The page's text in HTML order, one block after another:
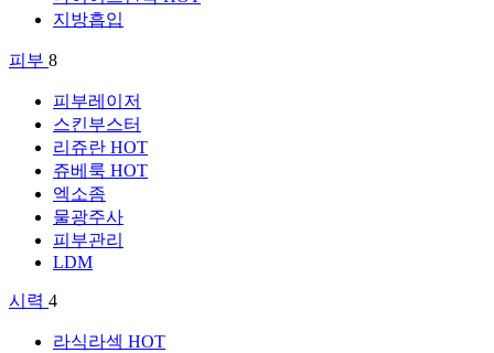
지방흡입
피부 8
피부레이저
스킨부스터
리쥬란 HOT
쥬베룩 HOT
엑소좀
물광주사
피부관리
LDM
시력 4
라식라섹 HOT